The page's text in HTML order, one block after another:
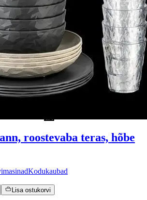
roostevaba teras, hõbe
Kodukaubad
Lisa ostukorvi